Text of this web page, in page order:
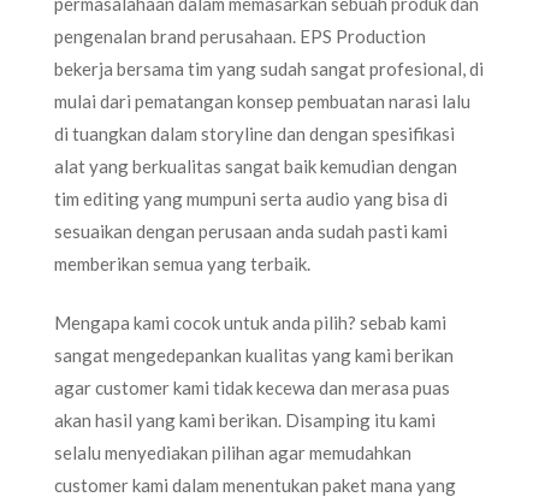
pengenalan brand perusahaan. EPS Production
bekerja bersama tim yang sudah sangat profesional, di
mulai dari pematangan konsep pembuatan narasi lalu
di tuangkan dalam storyline dan dengan spesifikasi
alat yang berkualitas sangat baik kemudian dengan
tim editing yang mumpuni serta audio yang bisa di
sesuaikan dengan perusaan anda sudah pasti kami
memberikan semua yang terbaik.
Mengapa kami cocok untuk anda pilih? sebab kami
sangat mengedepankan kualitas yang kami berikan
agar customer kami tidak kecewa dan merasa puas
akan hasil yang kami berikan. Disamping itu kami
selalu menyediakan pilihan agar memudahkan
customer kami dalam menentukan paket mana yang